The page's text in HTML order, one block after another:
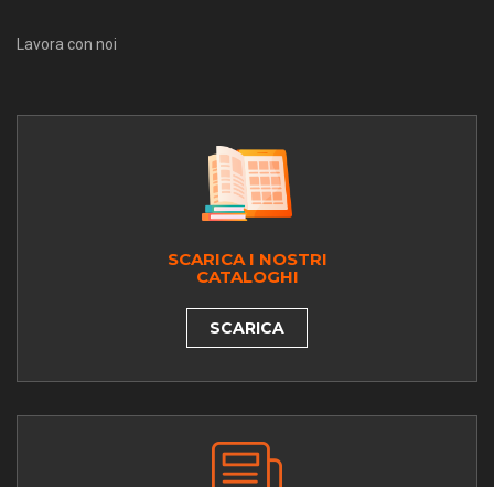
Lavora con noi
SCARICA I NOSTRI
CATALOGHI
SCARICA